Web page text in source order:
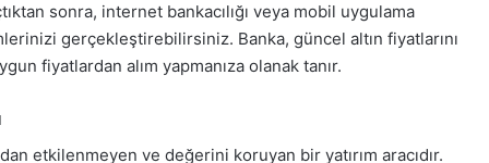
sonra, internet bankacılığı veya mobil uygulama
gerçekleştirebilirsiniz. Banka, güncel altın fiyatlarını
fiyatlardan alım yapmanıza olanak tanır.
etkilenmeyen ve değerini koruyan bir yatırım aracıdır.